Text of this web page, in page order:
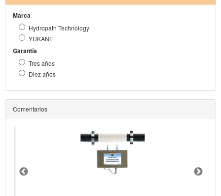
Marca
Hydropath Technology
YUKANE
Garantía
Tres años
Diez años
Comentarios